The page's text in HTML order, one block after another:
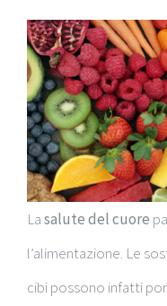
Lasalute del cuore
l’alimentazione. Le
cibi possono infatti